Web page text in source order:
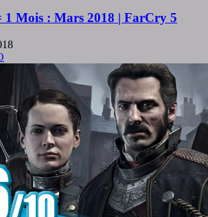
1 Mois : Mars 2018 | FarCry 5